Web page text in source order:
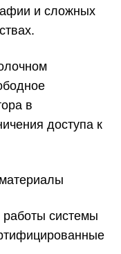
и сложных
в
доступа к
работы системы